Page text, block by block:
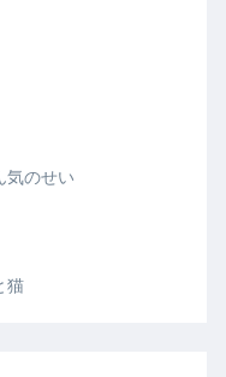
気のせい
猫